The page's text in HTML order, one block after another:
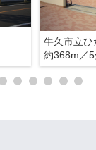
約368m／